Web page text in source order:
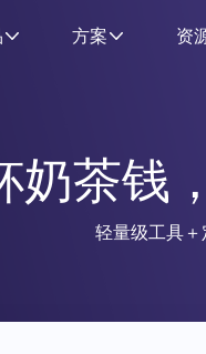
方案 资
奶茶钱
轻量级工具